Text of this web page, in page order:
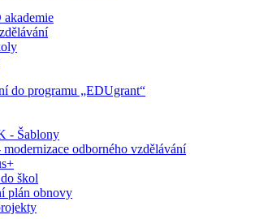
do programu „EDUgrant“
- Šablony
odborného vzdělávání
škol
plán obnovy